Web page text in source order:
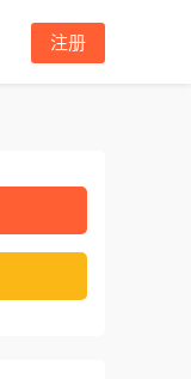
注册